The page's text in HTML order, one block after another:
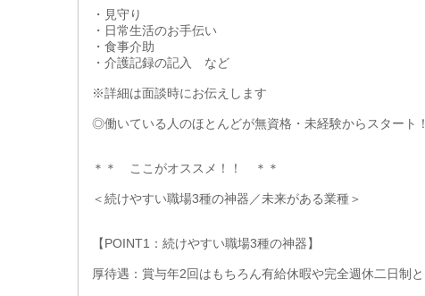
・見守り
・日常生活のお手伝い
・食事介助
・介護記録の記入 など
※詳細は面談時にお伝えします
◎働いている人のほとんどが無資格・未経験からスタート
＊＊ ここがオススメ！！ ＊＊
＜続けやすい職場3種の神器／未来がある業種＞
【POINT1：続けやすい職場3種の神器】
厚待遇：賞与年2回はもちろん有給休暇や完全週休二日制